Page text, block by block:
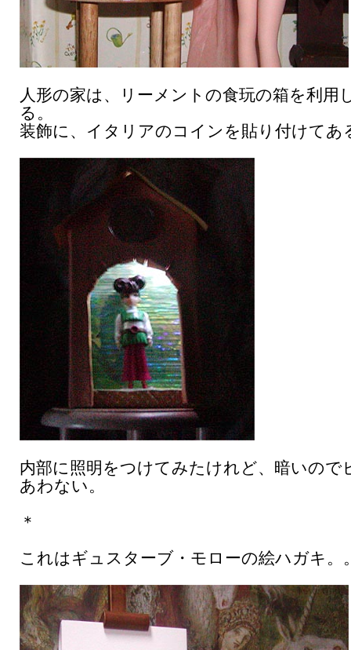
人形の家は、リーメントの食玩の箱を利用
る。
装飾に、イタリアのコインを貼り付けてあ
内部に照明をつけてみたけれど、暗いので
あわない。
＊
これはギュスターブ・モローの絵ハガキ。